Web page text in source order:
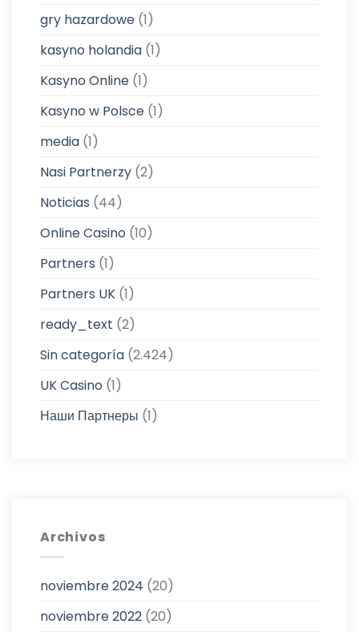
gry hazardowe (1)
kasyno holandia (1)
Kasyno Online (1)
Kasyno w Polsce (1)
media (1)
Nasi Partnerzy (2)
Noticias (44)
Online Casino (10)
Partners (1)
Partners UK (1)
ready_text (2)
Sin categoría (2.424)
UK Casino (1)
Наши Партнеры (1)
Archivos
noviembre 2024 (20)
noviembre 2022 (20)